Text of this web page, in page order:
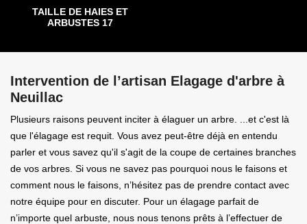
TAILLE DE HAIES ET
ARBUSTES 17
Intervention de l’artisan Elagage d'arbre à
Neuillac
Plusieurs raisons peuvent inciter à élaguer un arbre. ...et c'est là
que l'élagage est requit. Vous avez peut-être déjà en entendu
parler et vous savez qu'il s'agit de la coupe de certaines branches
de vos arbres. Si vous ne savez pas pourquoi nous le faisons et
comment nous le faisons, n’hésitez pas de prendre contact avec
notre équipe pour en discuter. Pour un élagage parfait de
n’importe quel arbuste, nous nous tenons prêts à l’effectuer de